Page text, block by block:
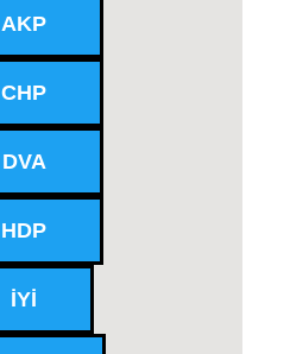
AKP
CHP
DVA
HDP
İYİ